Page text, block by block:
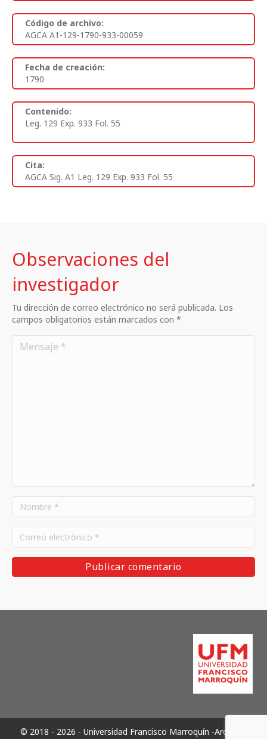
Código de archivo:
AGCA A1-129-1790-933-00059
Fecha de creación:
1790
Contenido:
Leg. 129 Exp. 933 Fol. 55
Cita:
AGCA Sig. A1 Leg. 129 Exp. 933 Fol. 55
Observaciones del
investigador
Tu dirección de correo electrónico no será publicada. Los
campos obligatorios están marcados con *
© 2018 - 2026 - Universidad Francisco Marroquín -Archivos